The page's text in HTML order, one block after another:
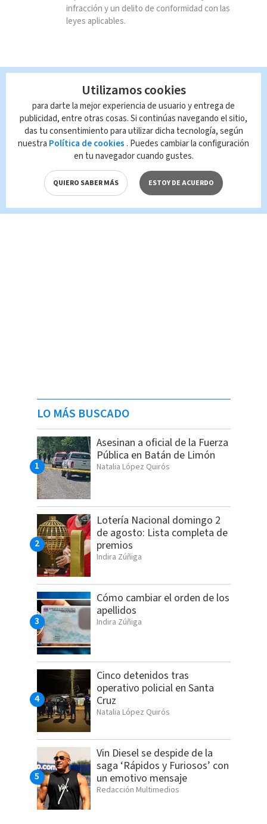
infracción y un delito de conformidad con las
leyes aplicables.
LO MÁS BUSCADO
Asesinan a oficial de la Fuerza
Pública en Batán de Limón
Natalia López Quirós
Lotería Nacional domingo 2
de agosto: Lista completa de
premios
Indira Zúñiga
Cómo cambiar el orden de los
apellidos
Indira Zúñiga
Cinco detenidos tras
operativo policial en Santa
Cruz
Natalia López Quirós
Vin Diesel se despide de la
saga ‘Rápidos y Furiosos’ con
un emotivo mensaje
Redacción Multimedios
Utilizamos cookies
para darte la mejor experiencia de usuario y entrega de
publicidad, entre otras cosas. Si continúas navegando el sitio,
das tu consentimiento para utilizar dicha tecnología, según
nuestra Política de cookies . Puedes cambiar la configuración
en tu navegador cuando gustes.
QUIERO SABER MÁS ESTOY DE ACUERDO